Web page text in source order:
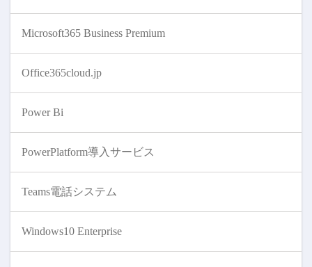
Microsoft365 Business Premium
Office365cloud.jp
Power Bi
PowerPlatform導入サービス
Teams電話システム
Windows10 Enterprise